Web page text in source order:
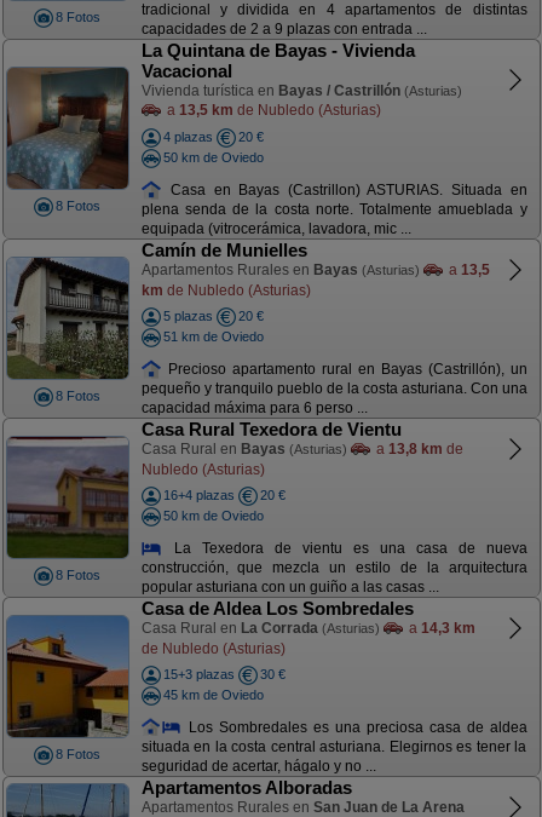
8 Fotos
tradicional y dividida en 4 apartamentos de distintas
capacidades de 2 a 9 plazas con entrada ...
8 Fotos
La Quintana de Bayas - Vivienda
Vacacional
Vivienda turística en Bayas / Castrillón (Asturias)
a 13,5 km de Nubledo (Asturias)
4 plazas
20 €
50 km de Oviedo
Casa en Bayas (Castrillon) ASTURIAS. Situada en
plena senda de la costa norte. Totalmente amueblada y
equipada (vitrocerámica, lavadora, mic ...
8 Fotos
Camín de Munielles
Apartamentos Rurales en Bayas (Asturias) a 13,5
km de Nubledo (Asturias)
5 plazas
20 €
51 km de Oviedo
Precioso apartamento rural en Bayas (Castrillón), un
pequeño y tranquilo pueblo de la costa asturiana. Con una
capacidad máxima para 6 perso ...
8 Fotos
Casa Rural Texedora de Vientu
Casa Rural en Bayas (Asturias) a 13,8 km de
Nubledo (Asturias)
16+4 plazas
20 €
50 km de Oviedo
La Texedora de vientu es una casa de nueva
construcción, que mezcla un estilo de la arquitectura
popular asturiana con un guiño a las casas ...
8 Fotos
Casa de Aldea Los Sombredales
Casa Rural en La Corrada (Asturias) a 14,3 km
de Nubledo (Asturias)
15+3 plazas
30 €
45 km de Oviedo
Los Sombredales es una preciosa casa de aldea
situada en la costa central asturiana. Elegirnos es tener la
seguridad de acertar, hágalo y no ...
Apartamentos Alboradas
Apartamentos Rurales en San Juan de La Arena